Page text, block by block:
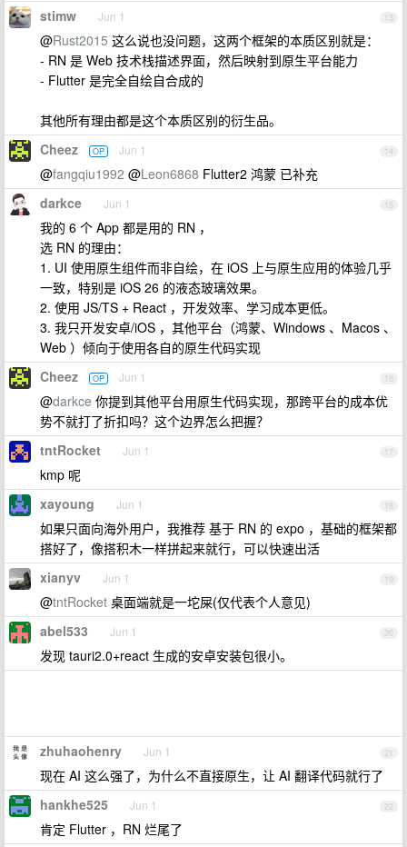
13
stimw Jun 1
@Rust2015 这么说也没问题，这两个框架的本质区别就是：
- RN 是 Web 技术栈描述界面，然后映射到原生平台能力
- Flutter 是完全自绘自合成的
其他所有理由都是这个本质区别的衍生品。
14
Cheez OP Jun 1
@fangqiu1992 @Leon6868 Flutter2 鸿蒙 已补充
15
darkce Jun 1
我的 6 个 App 都是用的 RN ，
选 RN 的理由：
1. UI 使用原生组件而非自绘，在 iOS 上与原生应用的体验几乎
一致，特别是 iOS 26 的液态玻璃效果。
2. 使用 JS/TS + React ，开发效率、学习成本更低。
3. 我只开发安卓/iOS ，其他平台（鸿蒙、Windows 、Macos 、
Web ）倾向于使用各自的原生代码实现
16
Cheez OP Jun 1
@darkce 你提到其他平台用原生代码实现，那跨平台的成本优
势不就打了折扣吗？这个边界怎么把握？
17
tntRocket Jun 1
kmp 呢
18
xayoung Jun 1
如果只面向海外用户，我推荐 基于 RN 的 expo ，基础的框架都
搭好了，像搭积木一样拼起来就行，可以快速出活
19
xianyv Jun 1
@tntRocket 桌面端就是一坨屎(仅代表个人意见)
20
abel533 Jun 1
发现 tauri2.0+react 生成的安卓安装包很小。
21
zhuhaohenry Jun 1
现在 AI 这么强了，为什么不直接原生，让 AI 翻译代码就行了
22
hankhe525 Jun 1
肯定 Flutter ，RN 烂尾了